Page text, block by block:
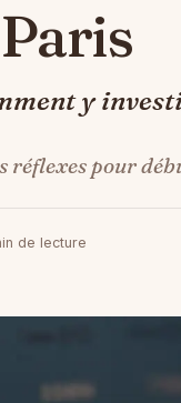
Paris
y
réflexes pour
de lecture